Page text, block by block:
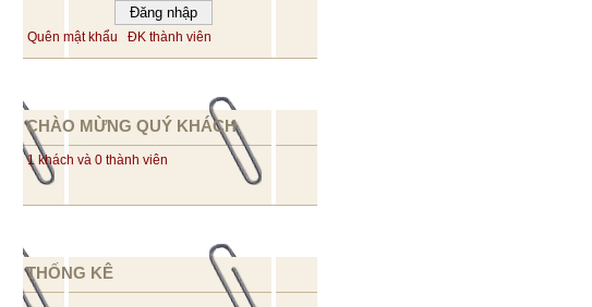
Quên mật khẩu ĐK thành viên
CHÀO MỪNG QUÝ KHÁCH
1 khách và 0 thành viên
THỐNG KÊ